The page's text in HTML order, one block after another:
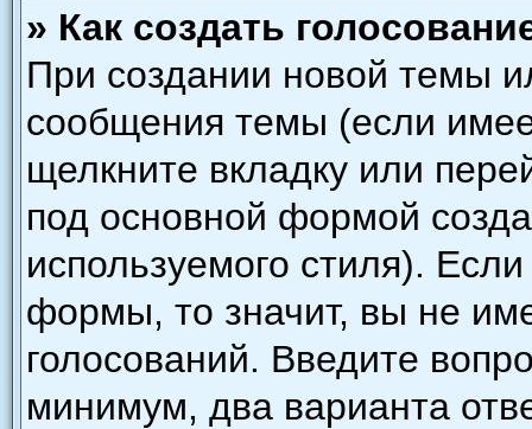
» Как создать
При создании новой темы
сообщения темы (если
щелкните вкладку или
под основной формой
используемого стиля).
формы, то значит, вы не
голосований. Введите
минимум, два варианта